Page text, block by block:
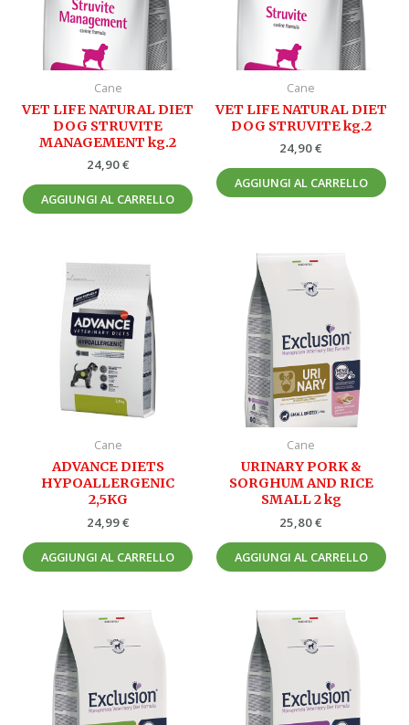
Cane
VET LIFE NATURAL DIET
DOG STRUVITE
MANAGEMENT kg.2
24,90€
AGGIUNGI AL CARRELLO
Cane
VET LIFE NATURAL DIET
DOG STRUVITE kg.2
24,90€
AGGIUNGI AL CARRELLO
Cane
ADVANCE DIETS
HYPOALLERGENIC
2,5KG
24,99€
AGGIUNGI AL CARRELLO
Cane
URINARY PORK &
SORGHUM AND RICE
SMALL 2 kg
25,80€
AGGIUNGI AL CARRELLO